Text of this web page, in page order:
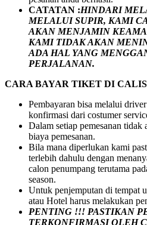
CATATAN :HINDARI
MELALUI SUPIR, KAMI
AKAN MENJAMIN
KAMI TIDAK AKAN
ADA HAL YANG
PERJALANAN.
CARA BAYAR TIKET DI
Pembayaran bisa melalui
konfirmasi dari costumer
Dalam setiap pemesanan tidak
biaya pemesanan.
Bila mana diperlukan kami
terlebih dahulu dengan
calon penumpang terutama
season.
Untuk penjemputan di tempat
atau Hotel harus melakukan
PENTING !!! PASTIKAN
TERKONFIRMASI OLEH